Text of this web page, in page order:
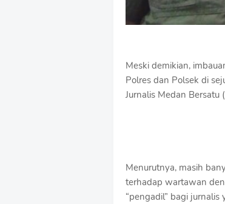
Meski demikian,
Polres dan Polsek di
Jurnalis Medan Bersatu
Menurutnya, masih
terhadap wartawan
“pengadil” bagi